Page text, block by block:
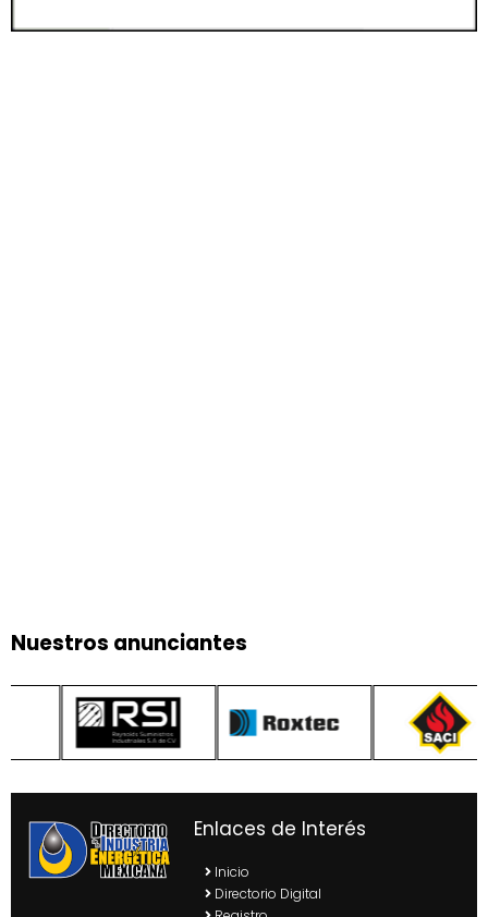
Nuestros anunciantes
Enlaces de Interés
Inicio
Directorio Digital